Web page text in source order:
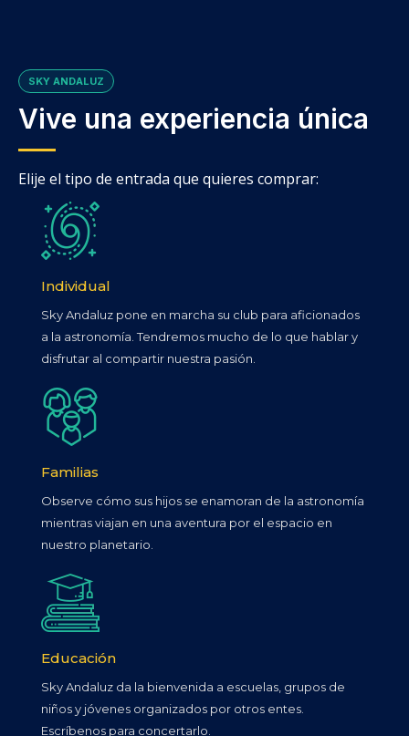
SKY ANDALUZ
Vive una experiencia única
Elije el tipo de entrada que quieres comprar:
Individual
Sky Andaluz pone en marcha su club para aficionados
a la astronomía. Tendremos mucho de lo que hablar y
disfrutar al compartir nuestra pasión.
Familias
Observe cómo sus hijos se enamoran de la astronomía
mientras viajan en una aventura por el espacio en
nuestro planetario.
Educación
Sky Andaluz da la bienvenida a escuelas, grupos de
niños y jóvenes organizados por otros entes.
Escríbenos para concertarlo.